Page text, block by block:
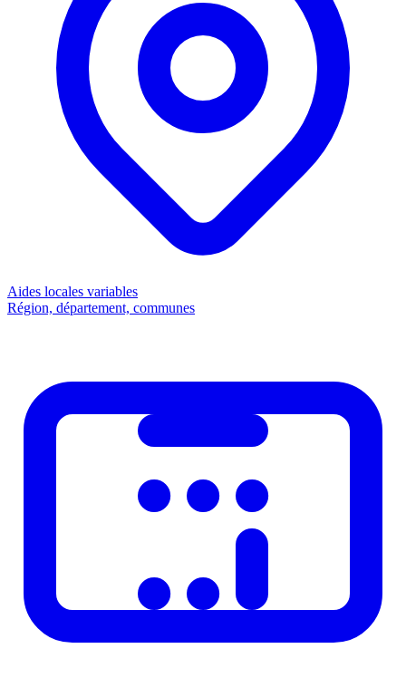
Aides locales variables
Région, département, communes